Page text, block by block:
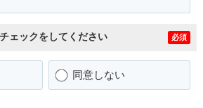
ェックをしてください 必須
同意しない